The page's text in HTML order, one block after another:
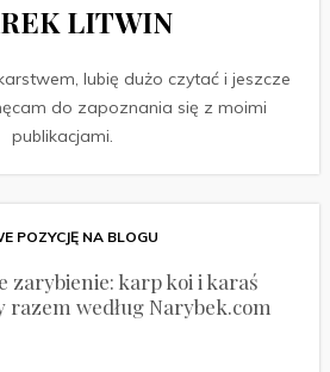
LITWIN
lubię dużo czytać i jeszcze
do zapoznania się z moimi
publikacjami.
POZYCJĘ NA BLOGU
zarybienie: karp koi i karaś
razem według Narybek.com